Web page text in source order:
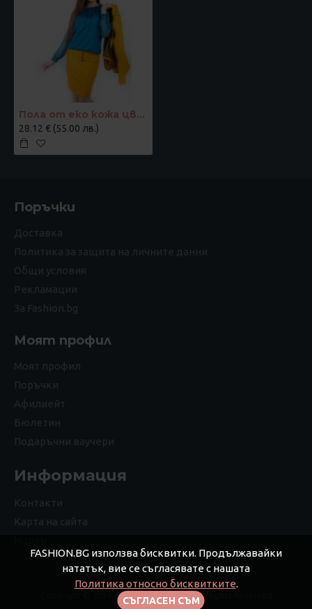
Пола от еко кожа цвят горчица
28.12 € (55.00 лв.)
Поръчки
Доставка
Политика за защита на личните данни
Общи условия
Рекламации
За Fashion.bg
Моят профил
Моят профил
Поръчки
Афилиейт
Бюлетин
Подаръчни ваучери
Информация
Контакти
Карта на сайта
Copyright © 2026 Дизайнерс ЕООД, All Rights Reserved
СЪГЛАСЕН СЪМ
FASHION.BG използва бисквитки. Продължавайки
нататък, вие се съгласявате с нашата
Политика относно бисквитките.